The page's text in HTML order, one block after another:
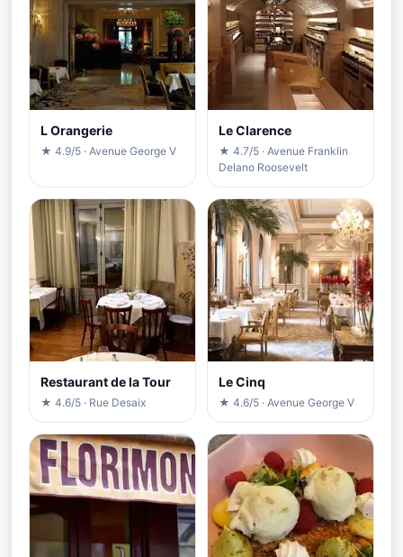
L Orangerie
★ 4.9/5 · Avenue George V
Le Clarence
★ 4.7/5 · Avenue Franklin
Delano Roosevelt
Restaurant de la Tour
★ 4.6/5 · Rue Desaix
Le Cinq
★ 4.6/5 · Avenue George V